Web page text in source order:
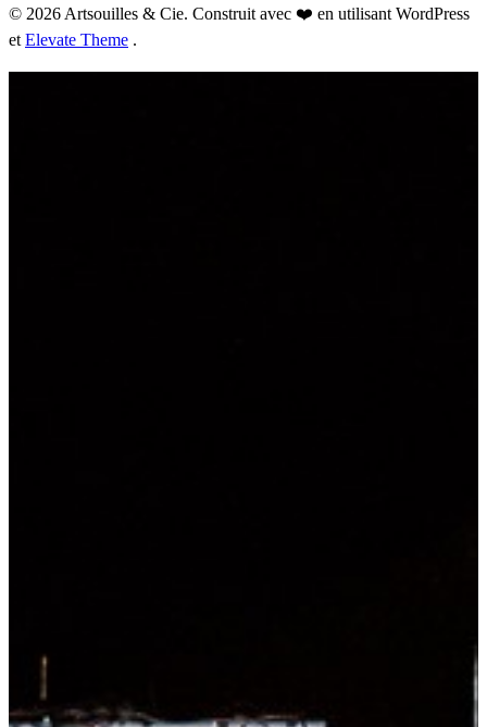
© 2026 Artsouilles & Cie. Construit avec ❤️ en utilisant WordPress
et Elevate Theme .